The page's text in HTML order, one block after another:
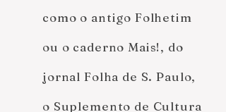
como o antigo Folhetim
ou o caderno Mais!, do
jornal Folha de S. Paulo,
o Suplemento de Cultura